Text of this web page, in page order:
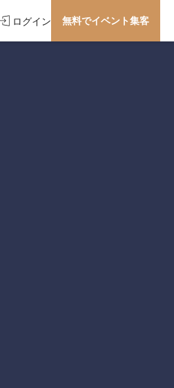
ログイン 無料でイベント集客